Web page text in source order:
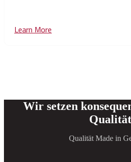
Übertragungsfehler
Munich
Learn More
Wir setzen
Qualität
Qualität Made in